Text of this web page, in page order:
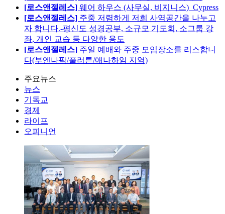
[로스앤젤레스] 웨어 하우스 (사무실, 비지니스)_Cypress
[로스앤젤레스] 주중 저렴하게 저희 사역공간을 나누고
자 합니다.-평신도 성경공부, 소규모 기도회, 소그룹 강
좌, 개인 교습 등 다양한 용도
[로스앤젤레스] 주일 예배와 주중 모임장소를 리스합니
다(부엔나팍/풀러튼/애나하임 지역)
주요뉴스
뉴스
기독교
경제
라이프
오피니언